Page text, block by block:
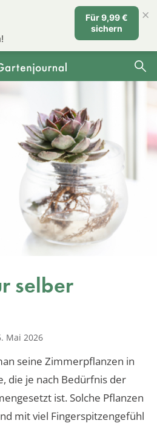
selber
Mai 2026
seine Zimmerpflanzen in
die je nach Bedürfnis der
ist. Solche Pflanzen
mit viel Fingerspitzengefühl
Für 9,99 €
sichern
×